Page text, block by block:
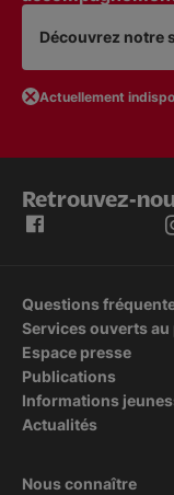
Découvrez notre
Actuellement
Retrouvez-
Questions
Services ouverts
Espace presse
Publications
Informations
Actualités
Nous connaître